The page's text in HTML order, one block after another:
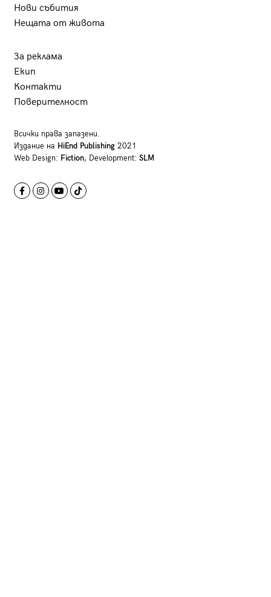
Нови събития
Нещата от живота
За реклама
Екип
Контакти
Поверителност
Всички права запазени.
Издание на HiEnd Publishing2021
Web Design: Fiction, Development: SLM